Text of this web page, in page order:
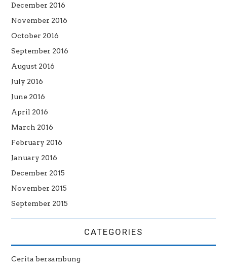
December 2016
November 2016
October 2016
September 2016
August 2016
July 2016
June 2016
April 2016
March 2016
February 2016
January 2016
December 2015
November 2015
September 2015
CATEGORIES
Cerita bersambung